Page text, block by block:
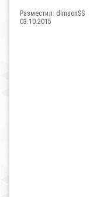
Разместил: dimsonSS
03.10.2015